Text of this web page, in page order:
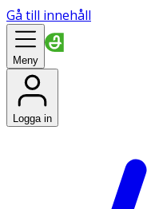
Gå till innehåll
Meny
Logga in